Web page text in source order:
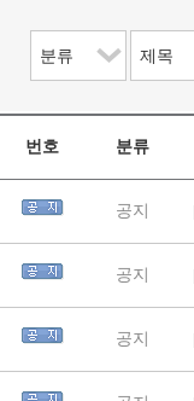
번호 분류
공지
공지
공지